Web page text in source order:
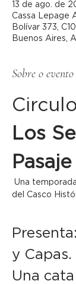
13 de ago. de
Cassa Lepage
Bolívar 373,
Buenos Aires,
Sobre o evento
Los
Pasaje
Una
del Casco
y Capas.
Una